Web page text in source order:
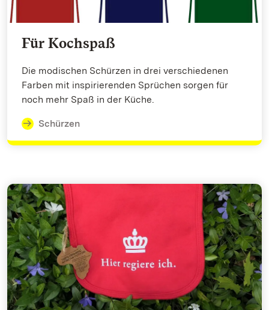
Für Kochspaß
Die modischen Schürzen in drei verschiedenen
Farben mit inspirierenden Sprüchen sorgen für
noch mehr Spaß in der Küche.
Schürzen